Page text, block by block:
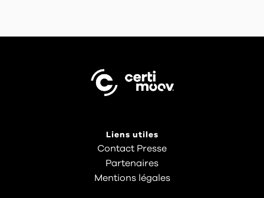
Liens utiles
Contact Presse
Partenaires
Mentions légales